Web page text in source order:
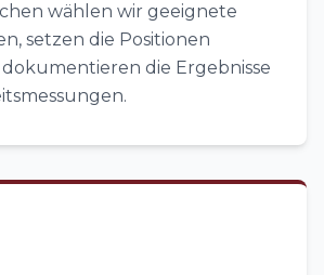
wählen wir geeignete
setzen die Positionen
die Ergebnisse